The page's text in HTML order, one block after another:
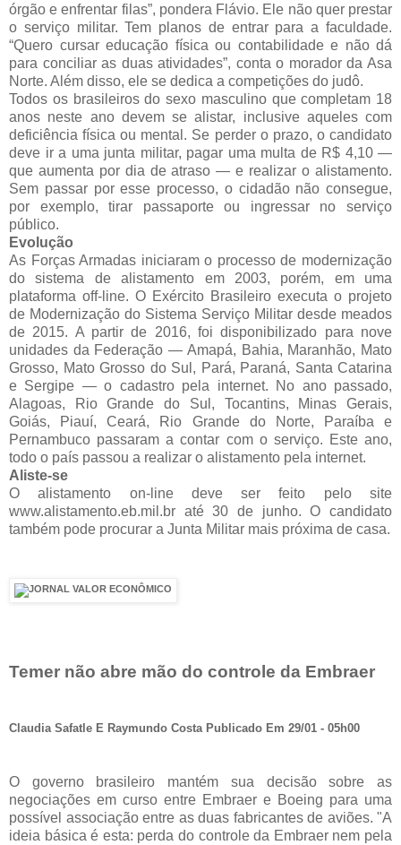
órgão e enfrentar filas”, pondera Flávio. Ele não quer prestar
o serviço militar. Tem planos de entrar para a faculdade.
“Quero cursar educação física ou contabilidade e não dá
para conciliar as duas atividades”, conta o morador da Asa
Norte. Além disso, ele se dedica a competições do judô.
Todos os brasileiros do sexo masculino que completam 18
anos neste ano devem se alistar, inclusive aqueles com
deficiência física ou mental. Se perder o prazo, o candidato
deve ir a uma junta militar, pagar uma multa de R$ 4,10 —
que aumenta por dia de atraso — e realizar o alistamento.
Sem passar por esse processo, o cidadão não consegue,
por exemplo, tirar passaporte ou ingressar no serviço
público.
Evolução
As Forças Armadas iniciaram o processo de modernização
do sistema de alistamento em 2003, porém, em uma
plataforma off-line. O Exército Brasileiro executa o projeto
de Modernização do Sistema Serviço Militar desde meados
de 2015. A partir de 2016, foi disponibilizado para nove
unidades da Federação — Amapá, Bahia, Maranhão, Mato
Grosso, Mato Grosso do Sul, Pará, Paraná, Santa Catarina
e Sergipe — o cadastro pela internet. No ano passado,
Alagoas, Rio Grande do Sul, Tocantins, Minas Gerais,
Goiás, Piauí, Ceará, Rio Grande do Norte, Paraíba e
Pernambuco passaram a contar com o serviço. Este ano,
todo o país passou a realizar o alistamento pela internet.
Aliste-se
O alistamento on-line deve ser feito pelo site
www.alistamento.eb.mil.br até 30 de junho. O candidato
também pode procurar a Junta Militar mais próxima de casa.
Temer não abre mão do controle da Embraer
Claudia Safatle E Raymundo Costa Publicado Em 29/01 - 05h00
O governo brasileiro mantém sua decisão sobre as
negociações em curso entre Embraer e Boeing para uma
possível associação entre as duas fabricantes de aviões. "A
ideia básica é esta: perda do controle da Embraer nem pela